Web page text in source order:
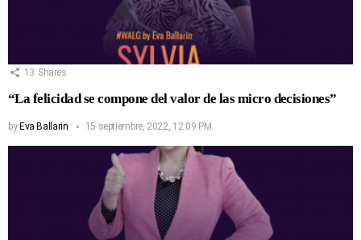
13 Shares
“La felicidad se compone del valor de las micro decisiones”
by Eva Ballarin 15 septiembre, 2022, 12:09 PM